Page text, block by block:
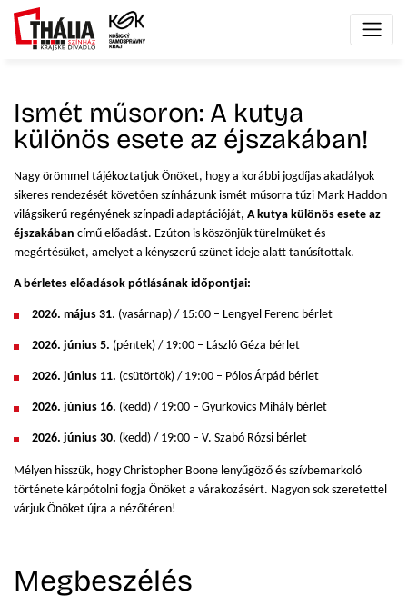
Ismét műsoron: A kutya
különös esete az éjszakában!
Nagy örömmel tájékoztatjuk Önöket, hogy a korábbi jogdíjas akadályok
sikeres rendezését követően színházunk ismét műsorra tűzi Mark Haddon
világsikerű regényének színpadi adaptációját, A kutya különös esete az
éjszakában című előadást. Ezúton is köszönjük türelmüket és
megértésüket, amelyet a kényszerű szünet ideje alatt tanúsítottak.
A bérletes előadások pótlásának időpontjai:
2026. május 31. (vasárnap) / 15:00 – Lengyel Ferenc bérlet
2026. június 5. (péntek) / 19:00 – László Géza bérlet
2026. június 11. (csütörtök) / 19:00 – Pólos Árpád bérlet
2026. június 16. (kedd) / 19:00 – Gyurkovics Mihály bérlet
2026. június 30. (kedd) / 19:00 – V. Szabó Rózsi bérlet
Mélyen hisszük, hogy Christopher Boone lenyűgöző és szívbemarkoló
története kárpótolni fogja Önöket a várakozásért. Nagyon sok szeretettel
várjuk Önöket újra a nézőtéren!